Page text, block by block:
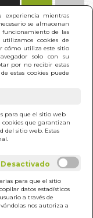
experiencia mientras
se almacenan
funcionamiento de las
cookies de
cómo utiliza este sitio
solo con su
por no recibir estas
estas cookies puede
para que el sitio web
que garantizan
del sitio web. Estas
para que el sitio
datos estadísticos
a través de
nos autoriza a
LIBRO